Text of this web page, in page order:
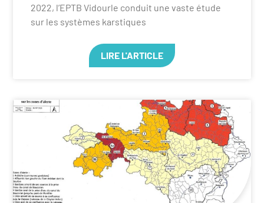
2022, l’EPTB Vidourle conduit une vaste étude
sur les systèmes karstiques
LIRE L'ARTICLE